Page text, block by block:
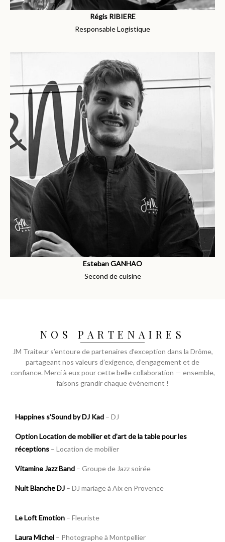
Régis RIBIERE
Responsable Logistique
Esteban GANHAO
Second de cuisine
NOS PARTENAIRES
JM Traiteur s’entoure de partenaires d’exception dans la Drôme,
partageant nos valeurs d’exigence, d’engagement et de
confiance. Merci à eux pour cette belle collaboration — ensemble,
faisons grandir chaque événement !
Happines s’Sound by DJ Kad – DJ
Option Location de mobilier et d’art de la table pour les
réceptions – Location de mobilier
Vitamine Jazz Band – Groupe de Jazz soirée
Nuit Blanche DJ – DJ mariage à Aix en Provence
Le Loft Emotion – Fleuriste
Laura Michel – Photographe à Montpellier